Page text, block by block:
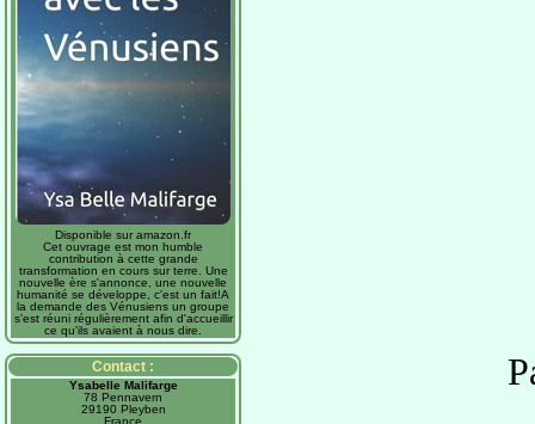
Disponible sur amazon.fr
Cet ouvrage est mon humble
contribution à cette grande
transformation en cours sur terre. Une
nouvelle ère s'annonce, une nouvelle
humanité se développe, c'est un fait!A
la demande des Vénusiens un groupe
s'est réuni régulièrement afin d'accueillir
ce qu'ils avaient à nous dire.
Contact :
Ysabelle Malifarge
78 Pennavern
29190 Pleyben
France